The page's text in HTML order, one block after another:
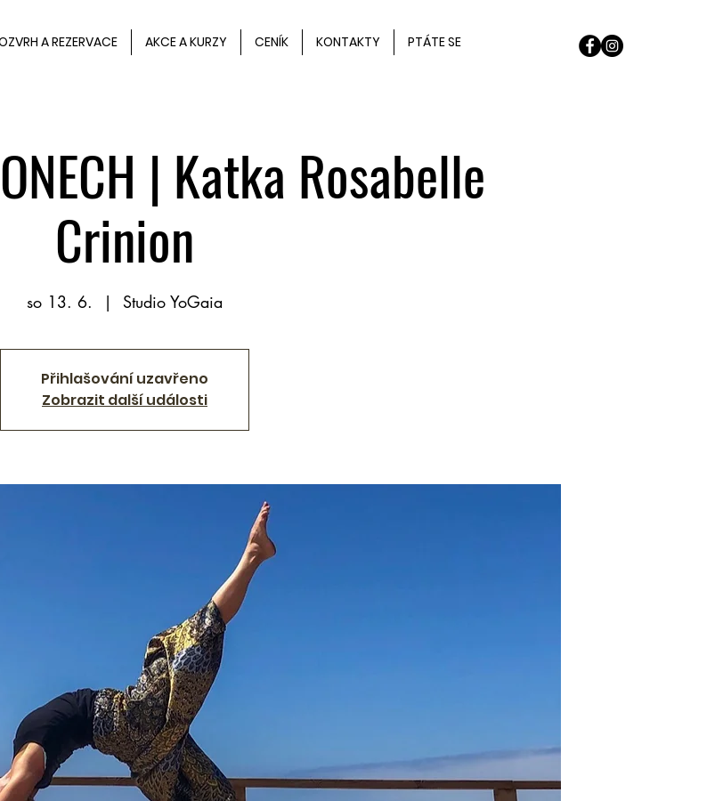
A REZERVACE AKCE A KURZY CENÍK KONTAKTY PTÁTE SE
| Katka Rosabelle
Crinion
so 13. 6.
  |
Studio YoGaia
Přihlašování uzavřeno
Zobrazit další události